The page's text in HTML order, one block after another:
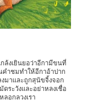
ล้งเยินยอว่าอีกามีขนที่
นคำชมทำให้อีกาอ้าปาก
งมาและถูกสุนัขจิ้งจอก
ระวังและอย่าหลงเชื่อ
อกลวงเรา